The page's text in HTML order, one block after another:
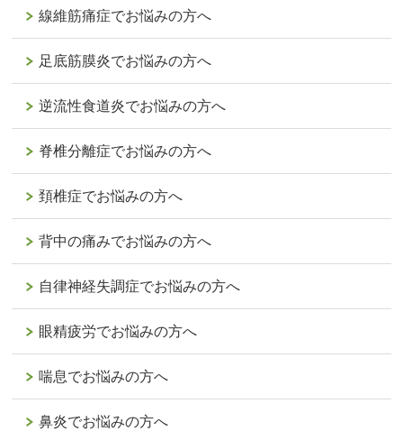
線維筋痛症でお悩みの方へ
足底筋膜炎でお悩みの方へ
逆流性食道炎でお悩みの方へ
脊椎分離症でお悩みの方へ
頚椎症でお悩みの方へ
背中の痛みでお悩みの方へ
自律神経失調症でお悩みの方へ
眼精疲労でお悩みの方へ
喘息でお悩みの方へ
鼻炎でお悩みの方へ